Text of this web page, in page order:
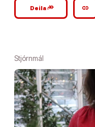
Deilagoogle_plus_reshare link
Stjórnmál